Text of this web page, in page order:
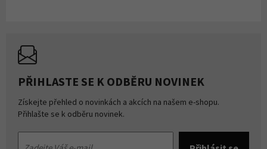
PŘIHLASTE SE K ODBĚRU NOVINEK
Získejte přehled o novinkách a akcích na našem e-shopu.
Přihlašte se k odběru novinek.